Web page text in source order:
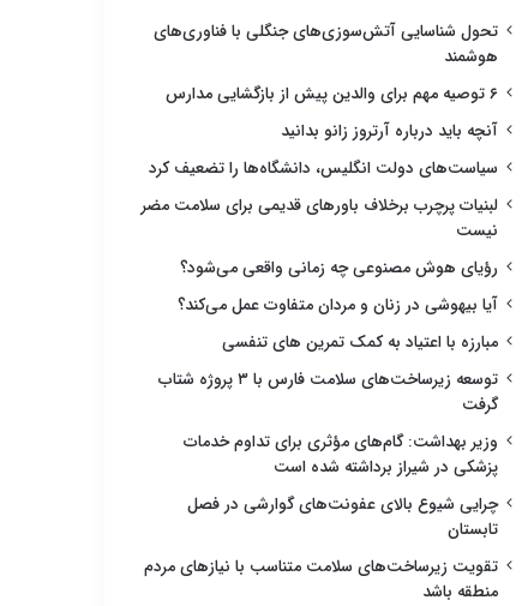
تحول شناسایی آتش‌سوزی‌های جنگلی با فناوری‌های
هوشمند
۶ توصیه مهم برای والدین پیش از بازگشایی مدارس
آنچه باید درباره آرتروز زانو بدانید
سیاست‌های دولت انگلیس، دانشگاه‌ها را تضعیف کرد
لبنیات پرچرب برخلاف باورهای قدیمی برای سلامت مضر
نیست
رؤیای هوش مصنوعی چه زمانی واقعی می‌شود؟
آیا بیهوشی در زنان و مردان متفاوت عمل می‌کند؟
مبارزه با اعتیاد به کمک تمرین های تنفسی
توسعه زیرساخت‌های سلامت فارس با ۳ پروژه شتاب
گرفت
وزیر بهداشت: گام‌های مؤثری برای تداوم خدمات
پزشکی در شیراز برداشته شده است
چرایی شیوع بالای عفونت‌های گوارشی در فصل
تابستان
تقویت زیرساخت‌های سلامت متناسب با نیازهای مردم
منطقه باشد